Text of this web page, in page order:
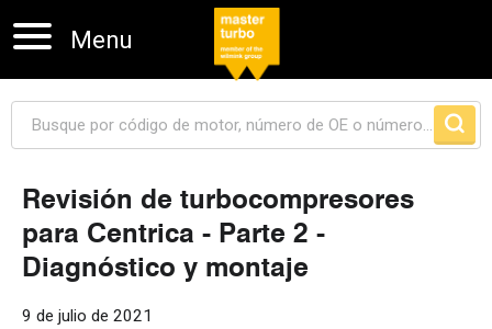
Menu
Skip navigation
Revisión de turbocompresores
para Centrica - Parte 2 -
Diagnóstico y montaje
9 de julio de 2021